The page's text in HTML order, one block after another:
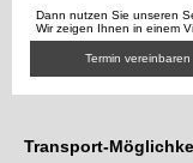
Dann nutzen Sie unseren
Wir zeigen Ihnen in einem
Termin vereinbaren
Transport-